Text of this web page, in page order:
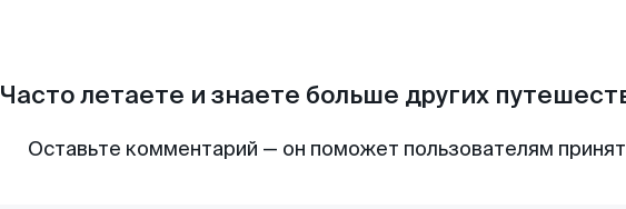
Часто летаете и знаете больше других
Оставьте комментарий — он поможет пользователям